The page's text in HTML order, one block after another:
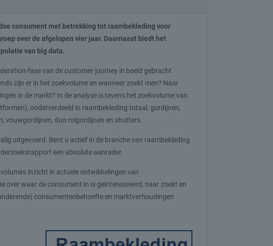
consument met betrekking tot raambekleding voor
over de afgelopen vier jaar. Daarnaast biedt het
van big data.
fase van de customer journey in beeld gebracht
zijn er in het zoekvolume en wanneer zoekt men? Naar
in de markt? In de analyse is tevens het zoekvolume van
onderverdeeld in raambekleding totaal, gordijnen,
vouwgordijnen, duo rolgordijnen en shutters.
uitgevoerd. Bent u actief in de branche van raambekleding
een absolute aanrader.
inzicht in actuele ontwikkelingen van
waar de consument in is geïnteresseerd, naar zoekt en
consumentenbehoefte en marktverhoudingen